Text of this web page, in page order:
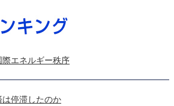
際エネルギー秩序
は停滞したのか